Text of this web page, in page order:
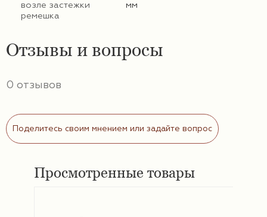
возле застежки
ремешка
мм
Отзывы и вопросы
0 отзывов
Поделитесь своим мнением или задайте вопрос
Просмотренные товары